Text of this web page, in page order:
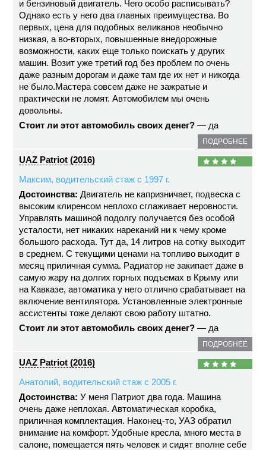
и бензиновый двигатель. Чего особо расписывать?
Однако есть у него два главных преимущества. Во
первых, цена для подобных великанов необычно
низкая, а во-вторых, повышенные внедорожные
возможности, каких еще только поискать у других
машин. Возит уже третий год без проблем по очень
даже разным дорогам и даже там где их нет и никогда
не было.Мастера совсем даже не зажратые и
практически не ломят. Автомобилем мы очень
довольны.
Стоит ли этот автомобиль своих денег? — да
ПОДРОБНЕЕ
UAZ Patriot (2016)
Максим, водительский стаж с 1997 г.
Достоинства: Двигатель не капризничает, подвеска с
высоким клиренсом неплохо сглаживает неровности.
Управлять машиной подолгу получается без особой
усталости, нет никаких нареканий ни к чему кроме
большого расхода. Тут да, 14 литров на сотку выходит
в среднем. С текущими ценами на топливо выходит в
месяц приличная сумма. Радиатор не закипает даже в
самую жару на долгих горных подъемах в Крыму или
на Кавказе, автоматика у него отлично срабатывает на
включение вентилятора. Установленные электронные
ассистенты тоже делают свою работу штатно.
Стоит ли этот автомобиль своих денег? — да
ПОДРОБНЕЕ
UAZ Patriot (2016)
Анатолий, водительский стаж с 2005 г.
Достоинства: У меня Патриот два года. Машина
очень даже неплохая. Автоматическая коробка,
приличная комплектация. Наконец-то, УАЗ обратил
внимание на комфорт. Удобные кресла, много места в
салоне, помещается пять человек и сидят вполне себе